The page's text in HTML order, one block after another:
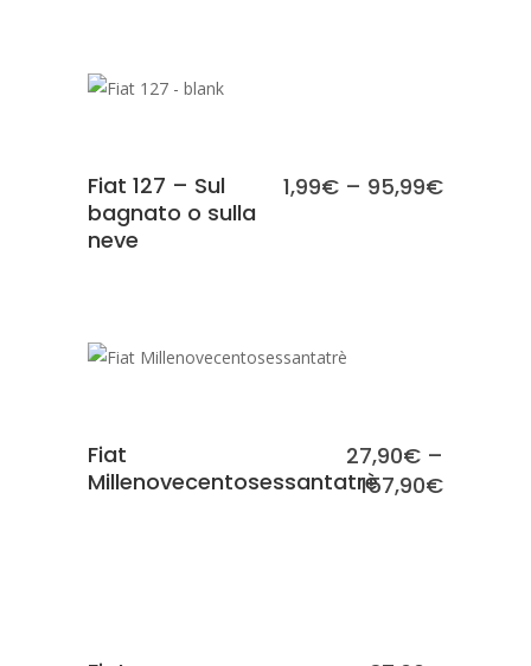
Fiat 127 – Sul
bagnato o sulla
neve
1,99€ – 95,99€
SCEGLI
Fiat
Millenovecentosessantatrè
27,90€ –
157,90€